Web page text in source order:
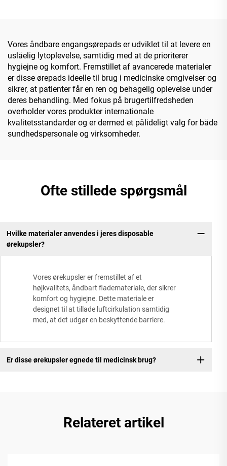
Vores åndbare engangsørepads er udviklet til at levere en
uslåelig lytoplevelse, samtidig med at de prioriterer
hygiejne og komfort. Fremstillet af avancerede materialer
er disse ørepads ideelle til brug i medicinske omgivelser og
sikrer, at patienter får en ren og behagelig oplevelse under
deres behandling. Med fokus på brugertilfredsheden
overholder vores produkter internationale
kvalitetsstandarder og er dermed et pålideligt valg for både
sundhedspersonale og virksomheder.
Ofte stillede spørgsmål
Hvilke materialer anvendes i jeres disposable
ørekupsler?
Vores ørekupsler er fremstillet af et
højkvalitets, åndbart flademateriale, der sikrer
komfort og hygiejne. Dette materiale er
designet til at tillade luftcirkulation samtidig
med, at det udgør en beskyttende barriere.
Er disse ørekupsler egnede til medicinsk brug?
Relateret artikel